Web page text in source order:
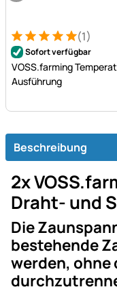
Bewertung: 5 von 5
1 Bewertung (1)
Sofort verfügbar
VOSS.farming
Ausführung
Beschreibung
2x
Draht- und
Die
bestehende
werden, ohne